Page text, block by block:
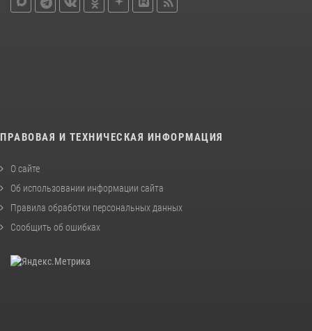
ПРАВОВАЯ И ТЕХНИЧЕСКАЯ ИНФОРМАЦИЯ
О сайте
Об использовании информации сайта
Правила обработки персональных данных
Сообщить об ошибках